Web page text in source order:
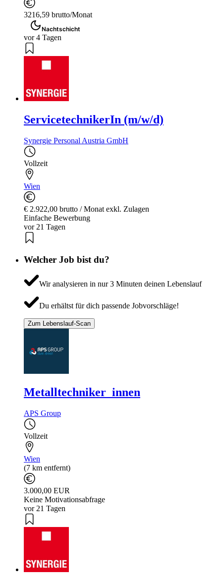
3216,59 brutto/Monat
Nachtschicht
vor 4 Tagen
ServicetechnikerIn (m/w/d)
Synergie Personal Austria GmbH
Vollzeit
Wien
€ 2.922,00 brutto / Monat exkl. Zulagen
Einfache Bewerbung
vor 21 Tagen
Welcher Job bist du?
Wir analysieren in nur 3 Minuten deinen Lebenslauf
Du erhältst für dich passende Jobvorschläge!
Zum Lebenslauf-Scan
Metalltechniker_innen
APS Group
Vollzeit
Wien
(7 km entfernt)
3.000,00 EUR
Keine Motivationsabfrage
vor 21 Tagen